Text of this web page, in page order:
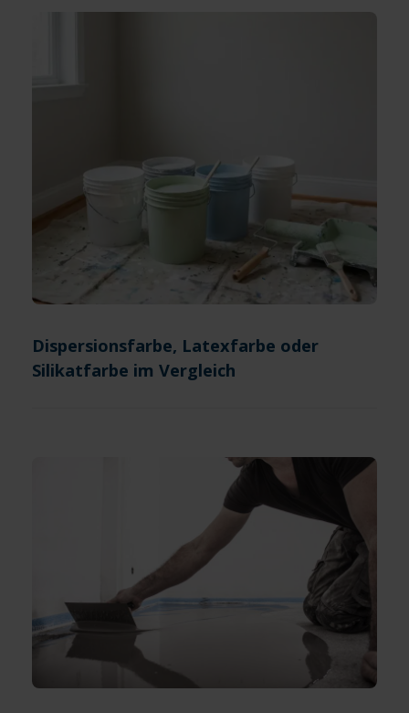
Dispersionsfarbe, Latexfarbe oder
Silikatfarbe im Vergleich